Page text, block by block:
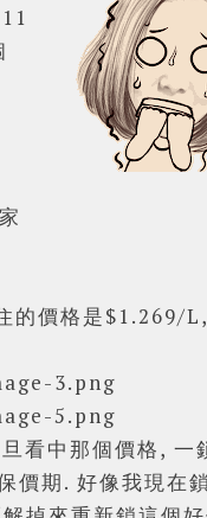
的價格是$1.269/
看中那個價格, 一
價期. 好像我現在